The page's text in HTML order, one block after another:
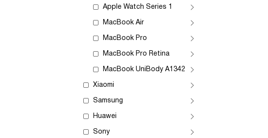
Apple Watch Series 1
MacBook Air
MacBook Pro
MacBook Pro Retina
MacBook UniBody A1342
Xiaomi
Samsung
Huawei
Sony